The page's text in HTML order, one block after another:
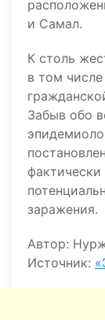
и Самал.
К столь
в том
Забыв обо
заражения.
Автор:
Источник: